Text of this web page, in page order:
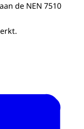
de NEN 7510